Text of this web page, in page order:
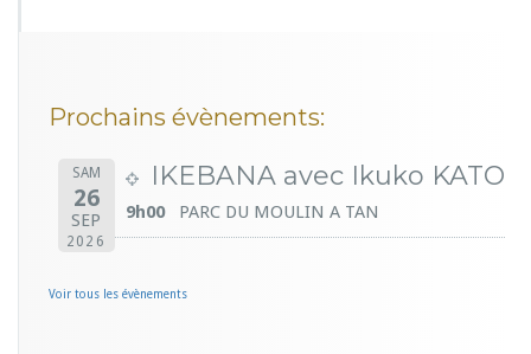
Prochains évènements:
SAM
26
SEP
2026
IKEBANA avec Ikuko KATO
9h00 PARC DU MOULIN A TAN
Voir tous les évènements